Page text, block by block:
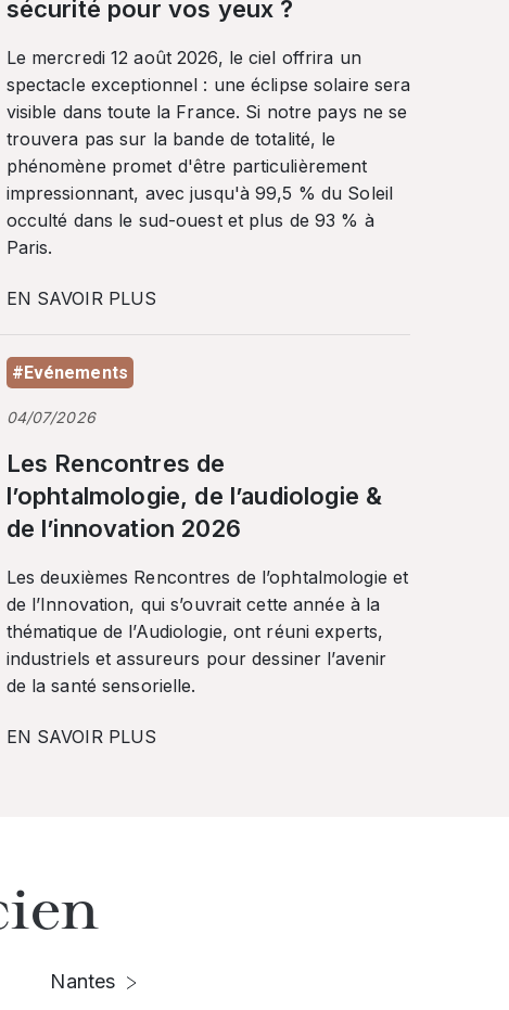
sécurité pour vos yeux ?
Le mercredi 12 août 2026, le ciel offrira un
spectacle exceptionnel : une éclipse solaire sera
visible dans toute la France. Si notre pays ne se
trouvera pas sur la bande de totalité, le
phénomène promet d'être particulièrement
impressionnant, avec jusqu'à 99,5 % du Soleil
occulté dans le sud-ouest et plus de 93 % à
Paris.
EN SAVOIR PLUS
#Evénements
04/07/2026
Les Rencontres de
l’ophtalmologie, de l’audiologie &
de l’innovation 2026
Les deuxièmes Rencontres de l’ophtalmologie et
de l’Innovation, qui s’ouvrait cette année à la
thématique de l’Audiologie, ont réuni experts,
industriels et assureurs pour dessiner l’avenir
de la santé sensorielle.
EN SAVOIR PLUS
Nantes